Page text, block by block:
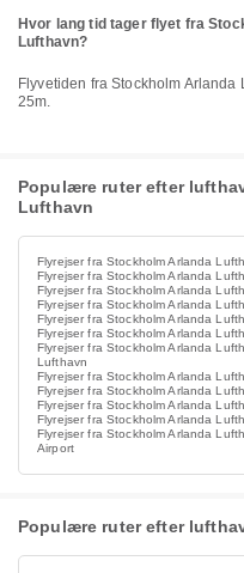
Hvor lang tid tager flyet fra
Lufthavn?
Flyvetiden fra Stockholm Arlanda Lufthavn til Málaga Lufthavn er cirka 4h
25m.
Populære ruter efter
Lufthavn
Flyrejser fra Stockholm Arlanda
Flyrejser fra Stockholm Arlanda
Flyrejser fra Stockholm Arlanda
Flyrejser fra Stockholm Arlanda
Flyrejser fra Stockholm Arlanda
Flyrejser fra Stockholm Arlanda
Flyrejser fra Stockholm Arlanda
Lufthavn
Flyrejser fra Stockholm Arlanda
Flyrejser fra Stockholm Arlanda
Flyrejser fra Stockholm Arlanda
Flyrejser fra Stockholm Arlanda
Flyrejser fra Stockholm Arlanda
Airport
Populære ruter efter